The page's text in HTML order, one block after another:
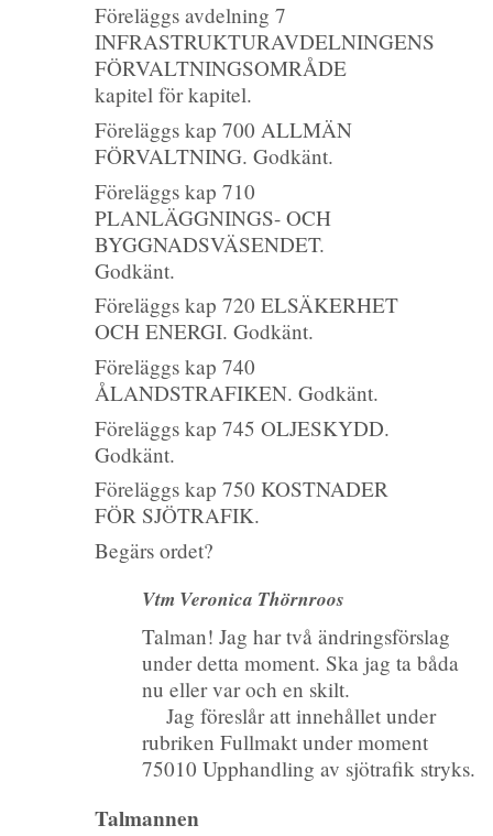
Föreläggs avdelning 7
INFRASTRUKTURAVDELNINGENS
FÖRVALTNINGSOMRÅDE
kapitel för kapitel.
Föreläggs kap 700 ALLMÄN
FÖRVALTNING. Godkänt.
Föreläggs kap 710
PLANLÄGGNINGS- OCH
BYGGNADSVÄSENDET.
Godkänt.
Föreläggs kap 720 ELSÄKERHET
OCH ENERGI. Godkänt.
Föreläggs kap 740
ÅLANDSTRAFIKEN. Godkänt.
Föreläggs kap 745 OLJESKYDD.
Godkänt.
Föreläggs kap 750 KOSTNADER
FÖR SJÖTRAFIK.
Begärs ordet?
Vtm Veronica Thörnroos
Talman! Jag har två ändringsförslag
under detta moment. Ska jag ta båda
nu eller var och en skilt.
Jag föreslår att innehållet under
rubriken Fullmakt under moment
75010 Upphandling av sjötrafik stryks.
Talmannen